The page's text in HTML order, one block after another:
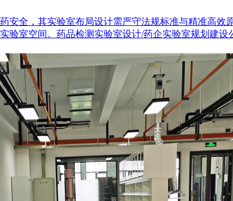
安全，其实验室布局设计需严守法规标准与精准高
室空间。药品检测实验室设计/药企实验室规划建设